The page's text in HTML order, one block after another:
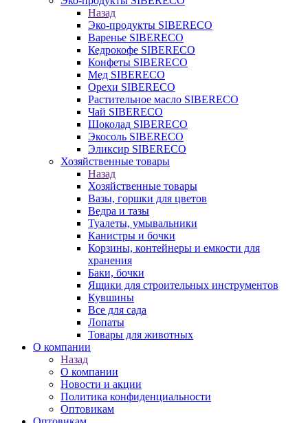
Назад
Эко-продукты SIBERECO
Варенье SIBERECO
Кедрокофе SIBERECO
Конфеты SIBERECO
Мед SIBERECO
Орехи SIBERECO
Растительное масло SIBERECO
Чай SIBERECO
Шоколад SIBERECO
Экосоль SIBERECO
Эликсир SIBERECO
Хозяйственные товары
Назад
Хозяйственные товары
Вазы, горшки для цветов
Ведра и тазы
Туалеты, умывальники
Канистры и бочки
Корзины, контейнеры и емкости для
хранения
Баки, бочки
Ящики для строительных инструментов
Кувшины
Все для сада
Лопаты
Товары для животных
О компании
Назад
О компании
Новости и акции
Политика конфиденциальности
Оптовикам